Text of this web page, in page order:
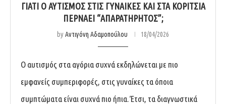
ΓΙΑΤΊ Ο ΑΥΤΙΣΜΌΣ ΣΤΙΣ ΓΥΝΑΊΚΕΣ ΚΑΙ ΣΤΑ ΚΟΡΊΤΣΙΑ
ΠΕΡΝΆΕΙ “ΑΠΑΡΑΤΉΡΗΤΟΣ”;
byΑντιγόνη Αδαμοπούλου 18/04/2026
Ο αυτισμός στα αγόρια συχνά εκδηλώνεται με πιο
εμφανείς συμπεριφορές, στις γυναίκες τα όποια
συμπτώματα είναι συχνά πιο ήπια. Έτσι, τα διαγνωστικά